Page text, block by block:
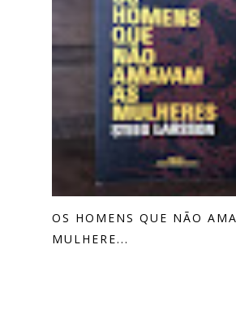
OS HOMENS QUE NÃO
MULHERE...